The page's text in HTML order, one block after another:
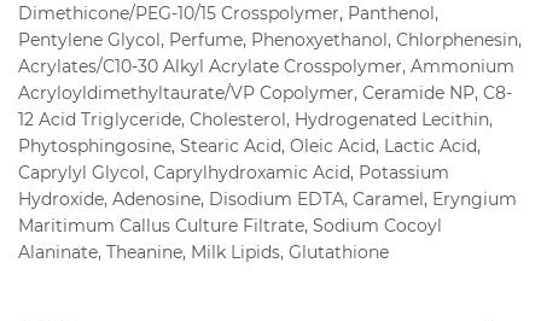
Dimethicone/PEG-10/15 Crosspolymer, Panthenol,
Pentylene Glycol, Perfume, Phenoxyethanol, Chlorphenesin,
Acrylates/C10-30 Alkyl Acrylate Crosspolymer, Ammonium
Acryloyldimethyltaurate/VP Copolymer, Ceramide NP, C8-
12 Acid Triglyceride, Cholesterol, Hydrogenated Lecithin,
Phytosphingosine, Stearic Acid, Oleic Acid, Lactic Acid,
Caprylyl Glycol, Caprylhydroxamic Acid, Potassium
Hydroxide, Adenosine, Disodium EDTA, Caramel, Eryngium
Maritimum Callus Culture Filtrate, Sodium Cocoyl
Alaninate, Theanine, Milk Lipids, Glutathione